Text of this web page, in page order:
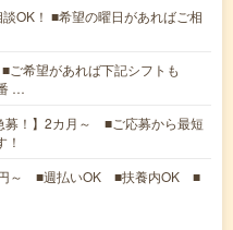
OK！ ■希望の曜日があればご相
ご希望があれば下記シフトも
…
募！】2カ月～ ■ご応募から最短
円～ ■週払いOK ■扶養内OK ■